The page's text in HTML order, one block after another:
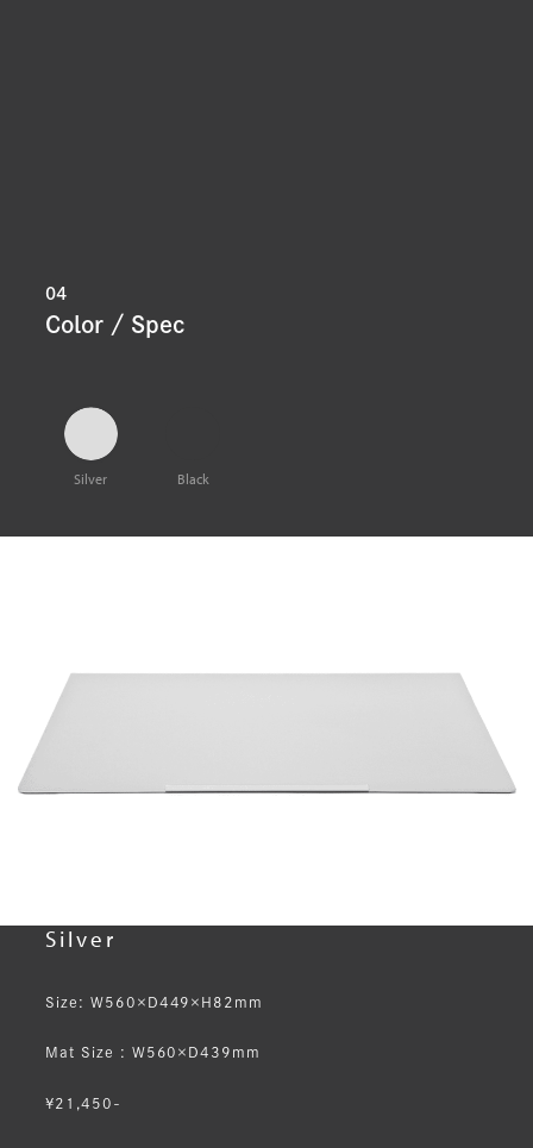
04
Color / Spec
Silver Black
Silver
Size: W560×D449×H82mm
Mat Size : W560×D439mm
¥21,450-